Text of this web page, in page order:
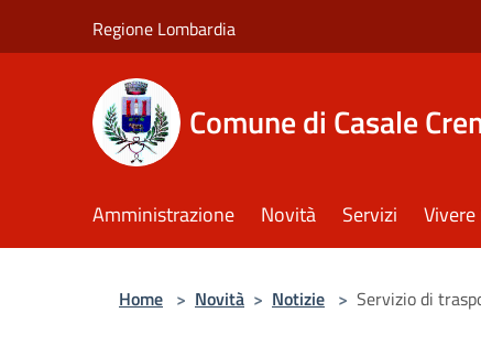
Regione Lombardia
Comune di Casale
Amministrazione Novità Servizi
Home > Novità > Notizie > Servizio di